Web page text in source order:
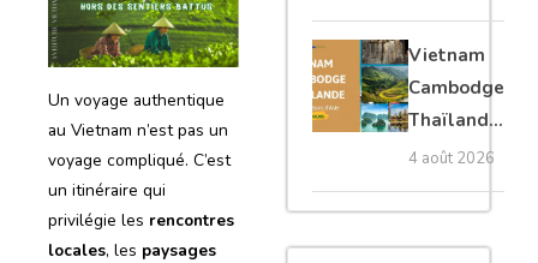
Un voyage authentique
au Vietnam n’est pas un
voyage compliqué. C’est
un itinéraire qui
privilégie les rencontres
locales, les paysages
Vang
Vieng,
Vientiane
privé
Vietnam
Cambodge
Thaïlande
35 jours :
grands
trésors
d’Asie
4 août 2026